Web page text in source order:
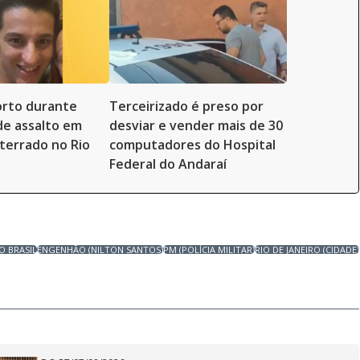
durante
assalto em
no Rio
Terceirizado é preso por
desviar e vender mais de 30
computadores do Hospital
Federal do Andaraí
BRASILENGENHÃO (NILTON SANTOS)PM (POLÍCIA MILITAR)RIO DE JANEIRO (CIDADE)